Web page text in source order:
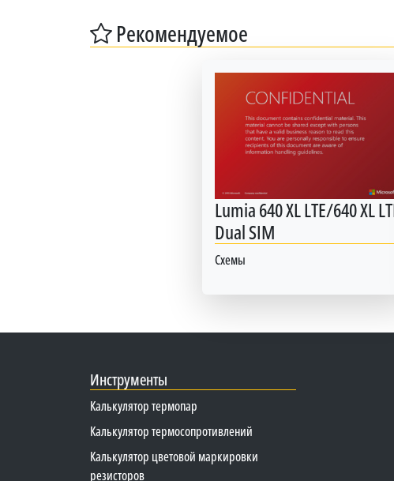
Рекомендуемое
Lumia 640 XL LTE/640 XL
Dual SIM
Схемы
Инструменты
Калькулятор термопар
Калькулятор термосопротивлений
Калькулятор цветовой маркировки
резисторов